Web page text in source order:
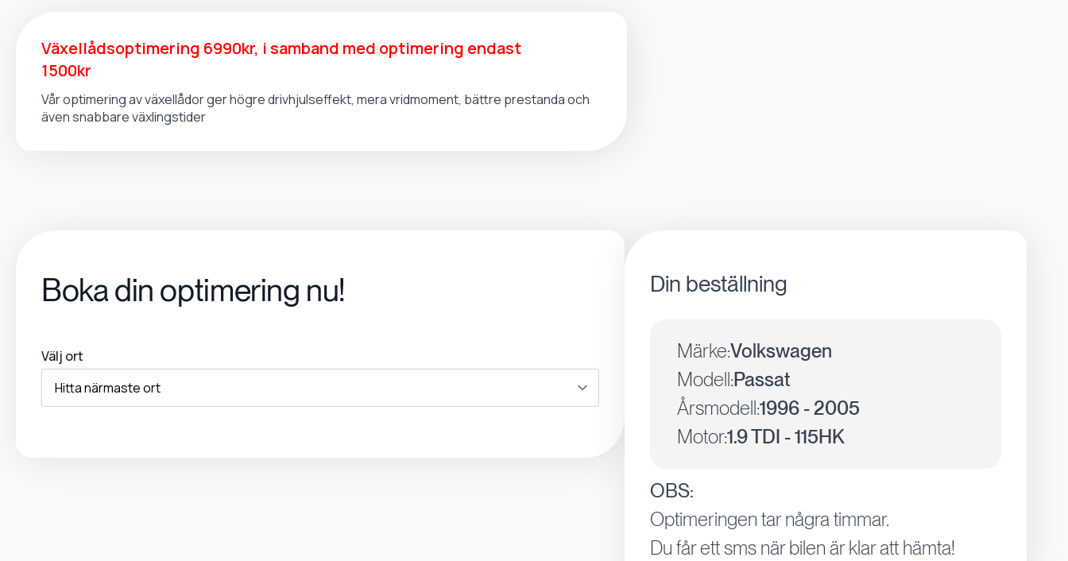
Växellådsoptimering 6990kr, i samband med optimering endast
1500kr
Vår optimering av växellådor ger högre drivhjulseffekt, mera vridmoment, bättre prestanda och
även snabbare växlingstider
Boka din optimering nu!
Välj ort
Din beställning
Märke:Volkswagen
Modell:Passat
Årsmodell:1996 - 2005
Motor:1.9 TDI - 115HK
OBS:
Optimeringen tar några timmar.
Du får ett sms när bilen är klar att hämta!